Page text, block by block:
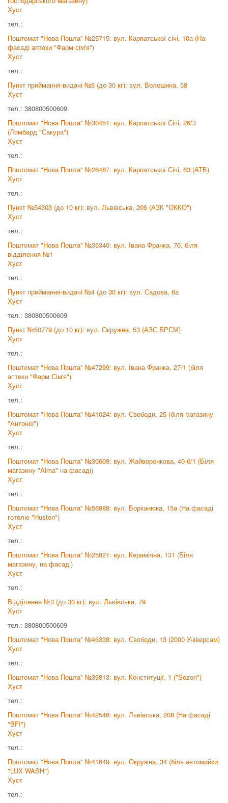
Хуст
тел.:
Поштомат "Нова Пошта" №25715: вул. Карпатської січі, 10а (На
фасаді аптеки "Фарм сім'я")
Хуст
тел.:
Пункт приймання-видачі №6 (до 30 кг): вул. Волошина, 58
Хуст
тел.: 380800500609
Поштомат "Нова Пошта" №30451: вул. Карпатської Січі, 26/3
(Ломбард "Сакура")
Хуст
тел.:
Поштомат "Нова Пошта" №26487: вул. Карпатської Січі, 63 (АТБ)
Хуст
тел.:
Пункт №54303 (до 10 кг): вул. Львівська, 206 (АЗК "ОККО")
Хуст
тел.:
Поштомат "Нова Пошта" №35340: вул. Івана Франка, 76, біля
відділення №1
Хуст
тел.:
Пункт приймання-видачі №4 (до 30 кг): вул. Садова, 6а
Хуст
тел.: 380800500609
Пункт №50779 (до 10 кг): вул. Окружна, 53 (АЗС БРСМ)
Хуст
тел.:
Поштомат "Нова Пошта" №47299: вул. Івана Франка, 27/1 (біля
аптеки "Фарм Сім'я")
Хуст
тел.:
Поштомат "Нова Пошта" №41024: вул. Свободи, 25 (біля магазину
"Антоніо")
Хуст
тел.:
Поштомат "Нова Пошта" №30608: вул. Жайворонкова, 40-б/1 (Біля
магазину "Alma" на фасаді)
Хуст
тел.:
Поштомат "Нова Пошта" №56888: вул. Борканюка, 15а (На фасаді
готелю "Huston")
Хуст
тел.:
Поштомат "Нова Пошта" №25821: вул. Керамічна, 131 (Біля
магазину, на фасаді)
Хуст
тел.:
Відділення №3 (до 30 кг): вул. Львівська, 79
Хуст
тел.: 380800500609
Поштомат "Нова Пошта" №46338: вул. Свободи, 13 (2000 Універсам)
Хуст
тел.:
Поштомат "Нова Пошта" №39813: вул. Конституції, 1 ("Sezon")
Хуст
тел.:
Поштомат "Нова Пошта" №42546: вул. Львівська, 208 (На фасаді
"BFI")
Хуст
тел.:
Поштомат "Нова Пошта" №41649: вул. Окружна, 34 (біля автомийки
"LUX WASH")
Хуст
тел.: